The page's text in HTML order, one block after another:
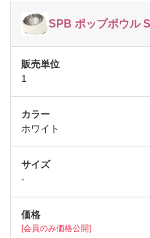
SPB ポップボウル
1
ホワイト
-
[会員のみ価格公開]